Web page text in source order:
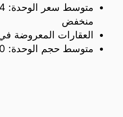
متوسط سعر الوحدة:
منخفض
العقارات المعروضة
متوسط حجم الوحدة: